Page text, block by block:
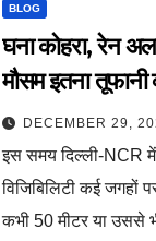
BLOG
घना कोहरा, रेन
मौसम इतना तूफानी
– Why is
stormy
DECEMBER 29,
इस समय दिल्ली-NCR
विजिबिलिटी कई जगहों
कभी 50 मीटर या उससे